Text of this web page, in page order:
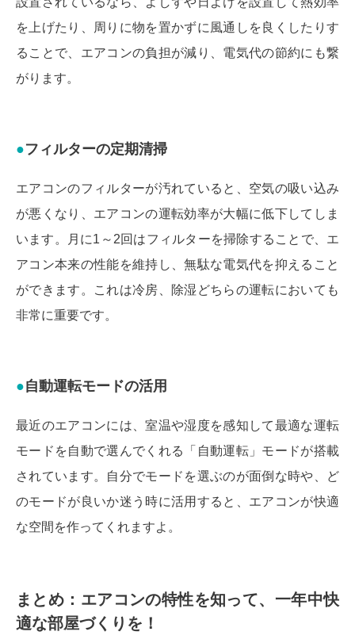
を上げたり、周りに物を置かずに風通しを良くしたりす
ることで、エアコンの負担が減り、電気代の節約にも繋
がります。
フィルターの定期清掃
エアコンのフィルターが汚れていると、空気の吸い込み
が悪くなり、エアコンの運転効率が大幅に低下してしま
います。月に1～2回はフィルターを掃除することで、エ
アコン本来の性能を維持し、無駄な電気代を抑えること
ができます。これは冷房、除湿どちらの運転においても
非常に重要です。
自動運転モードの活用
最近のエアコンには、室温や湿度を感知して最適な運転
モードを自動で選んでくれる「自動運転」モードが搭載
されています。自分でモードを選ぶのが面倒な時や、ど
のモードが良いか迷う時に活用すると、エアコンが快適
な空間を作ってくれますよ。
まとめ：エアコンの特性を知って、一年中快
適な部屋づくりを！